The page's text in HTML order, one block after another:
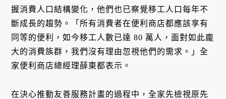
握消費人口結構變化，他們也已察覺移工人口每年不
斷成長的趨勢。「所有消費者在便利商店都應該享有
同等的便利，如今移工人數已達 80 萬人，面對如此龐
大的消費族群，我們沒有理由忽視他們的需求。」全
家便利商店總經理薛東都表示。
在決心推動友善服務計畫的過程中，全家先檢視原先